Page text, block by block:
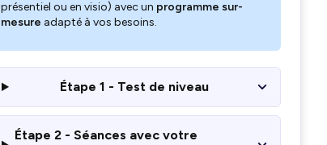
présentiel ou en visio) avec un programme sur-
mesure adapté à vos besoins.
Étape 1 - Test de niveau
Étape 2 - Séances avec votre